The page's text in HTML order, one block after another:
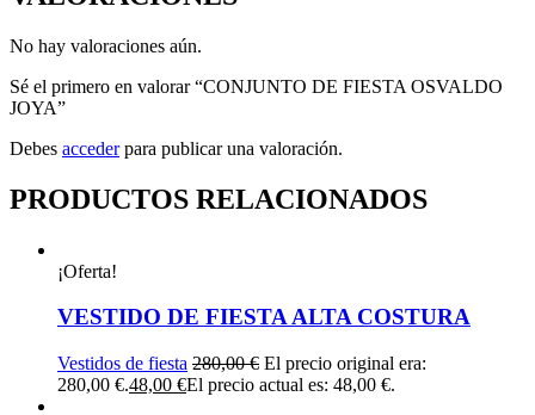
No hay valoraciones aún.
Sé el primero en valorar “CONJUNTO DE FIESTA OSVALDO
JOYA”
Debes accederpara publicar una valoración.
PRODUCTOS RELACIONADOS
¡Oferta!
VESTIDO DE FIESTA ALTA COSTURA
Vestidos de fiesta 280,00€ El precio original era:
280,00 €.48,00 €El precio actual es: 48,00 €.